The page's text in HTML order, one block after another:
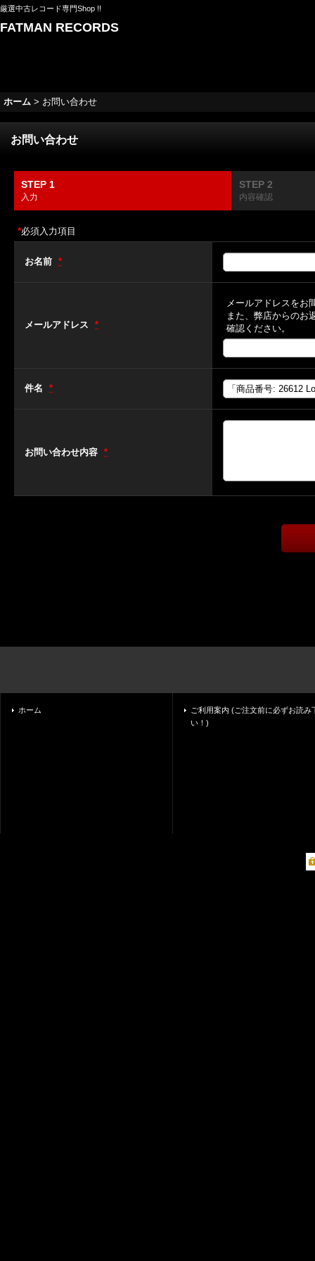
厳選中古レコード専門Shop !!
FATMAN RECORDS
ホーム > お問い合わせ
お問い合わせ
STEP 1
入力
STEP 2
内容確認
*必須入力項目
お名前 *
メールアドレス *
メールアドレスをお
また、弊店からのお
確認ください。
件名 *
お問い合わせ内容 *
ホーム
ご利用案内 (ご注文前に必ずお読み
い！)